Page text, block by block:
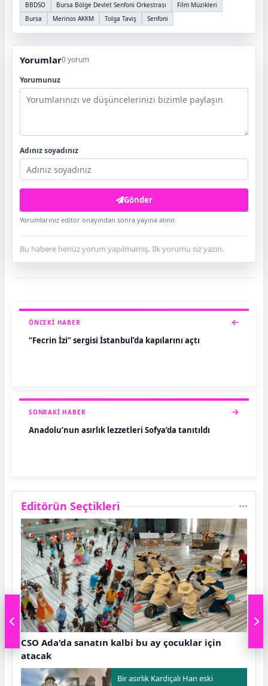
BBDSO Bursa Bölge Devlet Senfoni Orkestrası
Film Müzikleri
Bursa
Merinos AKKM Tolga Taviş Senfoni
Yorumlar0 yorum
Yorumunuz
Adınız soyadınız
Gönder
Yorumlarınız editör onayından sonra yayına alınır.
Bu habere henüz yorum yapılmamış. İlk yorumu siz yazın.
ÖNCEKI HABER
“Fecrin İzi” sergisi İstanbul’da kapılarını açtı
SONRAKI HABER
Anadolu’nun asırlık lezzetleri Sofya’da tanıtıldı
Editörün Seçtikleri
CSO Ada'da sanatın kalbi bu ay çocuklar için
atacak
Bir asırlık Kardiçalı Han eski